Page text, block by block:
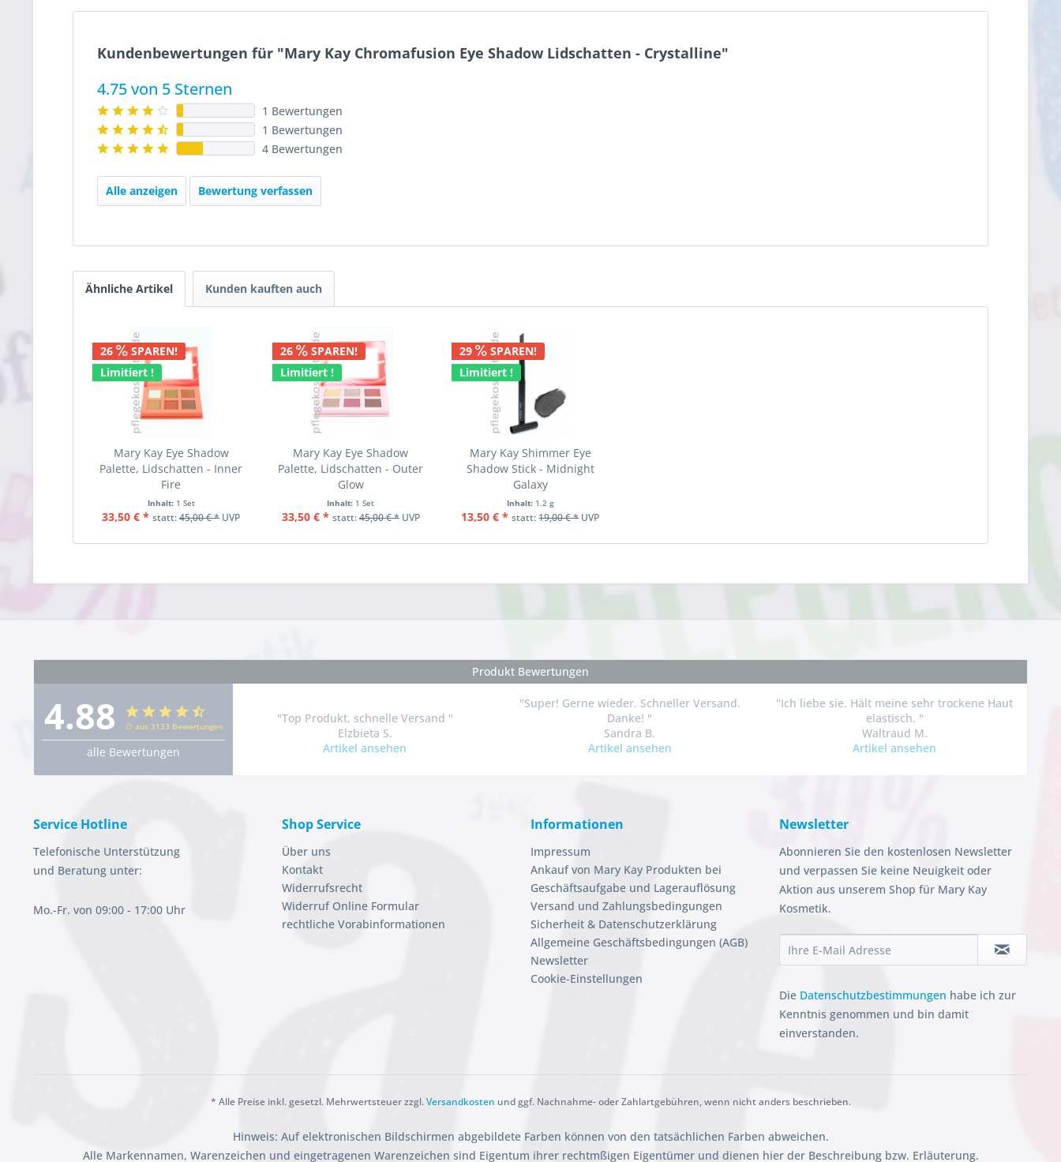
Kundenbewertungen für "Mary Kay Chromafusion Eye Shadow Lidschatten - Crystalline"
4.75 von 5 Sternen
1 Bewertungen
1 Bewertungen
4 Bewertungen
Alle anzeigen Bewertung verfassen
Ähnliche Artikel Kunden kauften auch
26
SPAREN!
Limitiert !
Mary Kay Eye Shadow
Palette, Lidschatten - Inner
Fire
Inhalt: 1 Set
33,50 € * statt:45,00 € *UVP
26
SPAREN!
Limitiert !
Mary Kay Eye Shadow
Palette, Lidschatten - Outer
Glow
Inhalt: 1 Set
33,50 € * statt:45,00 € *UVP
29
SPAREN!
Limitiert !
Mary Kay Shimmer Eye
Shadow Stick - Midnight
Galaxy
Inhalt: 1.2 g
13,50 € * statt:19,00 € *UVP
Produkt Bewertungen
4.88 ∅ aus 3133 Bewertungen
alle Bewertungen
"Top Produkt, schnelle Versand "
Elzbieta S.
Artikel ansehen
"Super! Gerne wieder. Schneller Versand.
Danke! "
Sandra B.
Artikel ansehen
"Ich liebe sie. Hält meine sehr trockene Haut
elastisch. "
Waltraud M.
Artikel ansehen
Service Hotline
Telefonische Unterstützung
und Beratung unter:
Mo.-Fr. von 09:00 - 17:00 Uhr
Shop Service
Über uns
Kontakt
Widerrufsrecht
Widerruf Online Formular
rechtliche Vorabinformationen
Informationen
Impressum
Ankauf von Mary Kay Produkten bei
Geschäftsaufgabe und Lagerauflösung
Versand und Zahlungsbedingungen
Sicherheit & Datenschutzerklärung
Allgemeine Geschäftsbedingungen (AGB)
Newsletter
Cookie-Einstellungen
Newsletter
Abonnieren Sie den kostenlosen Newsletter
und verpassen Sie keine Neuigkeit oder
Aktion aus unserem Shop für Mary Kay
Kosmetik.
Die Datenschutzbestimmungen habe ich zur
Kenntnis genommen und bin damit
einverstanden.
* Alle Preise inkl. gesetzl. Mehrwertsteuer zzgl.Versandkosten und ggf. Nachnahme- oder Zahlartgebühren, wenn nicht anders beschrieben.
Hinweis: Auf elektronischen Bildschirmen abgebildete Farben können von den tatsächlichen Farben abweichen.
Alle Markennamen, Warenzeichen und eingetragenen Warenzeichen sind Eigentum ihrer rechtmßigen Eigentümer und dienen hier der Beschreibung bzw. Erläuterung.